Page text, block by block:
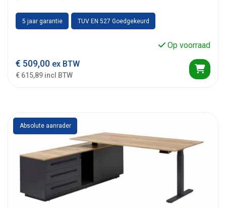
5 jaar garantie TUV EN 527 Goedgekeurd
Op voorraad
€ 509,00 ex BTW
€ 615,89 incl BTW
Absolute aanrader